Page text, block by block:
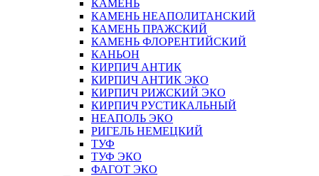
КАМЕНЬ
КАМЕНЬ НЕАПОЛИТАНСКИЙ
КАМЕНЬ ПРАЖСКИЙ
КАМЕНЬ ФЛОРЕНТИЙСКИЙ
КАНЬОН
КИРПИЧ АНТИК
КИРПИЧ АНТИК ЭКО
КИРПИЧ РИЖСКИЙ ЭКО
КИРПИЧ РУСТИКАЛЬНЫЙ
НЕАПОЛЬ ЭКО
РИГЕЛЬ НЕМЕЦКИЙ
ТУФ
ТУФ ЭКО
ФАГОТ ЭКО